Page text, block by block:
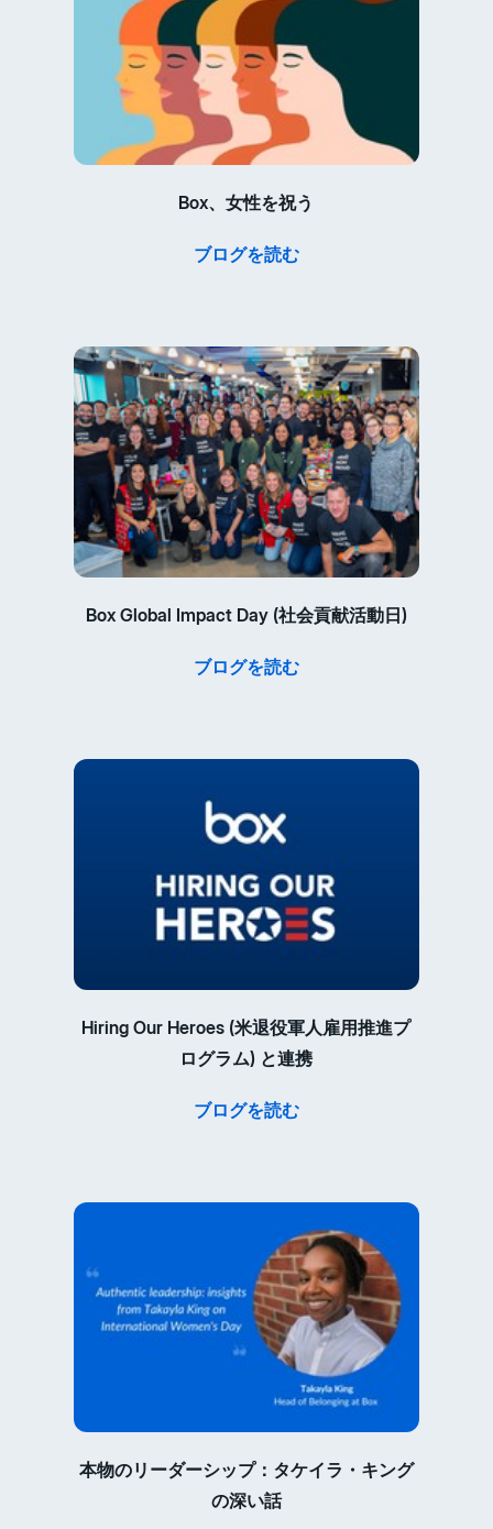
Box、女性を祝う
ブログを読む
Box Global Impact Day (社会貢献活動日)
ブログを読む
Hiring Our Heroes (米退役軍人雇用推進プ
ログラム) と連携
ブログを読む
本物のリーダーシップ：タケイラ・キング
の深い話